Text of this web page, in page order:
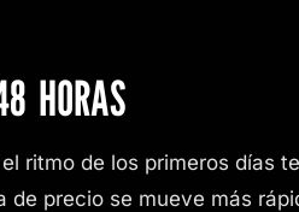
HORAS
ritmo de los primeros días
precio se mueve más